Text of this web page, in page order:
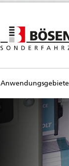
Anwendungsgebiete